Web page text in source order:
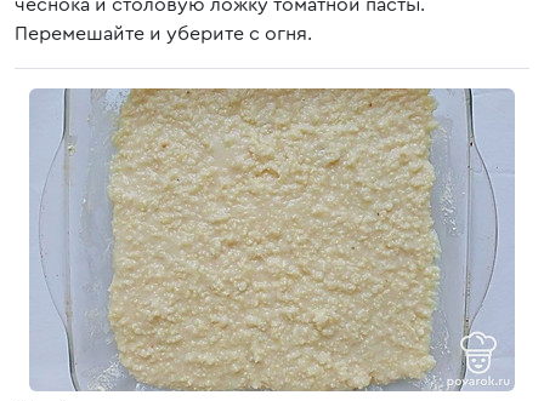
чеснока и столовую ложку томатной пасты.
Перемешайте и уберите с огня.